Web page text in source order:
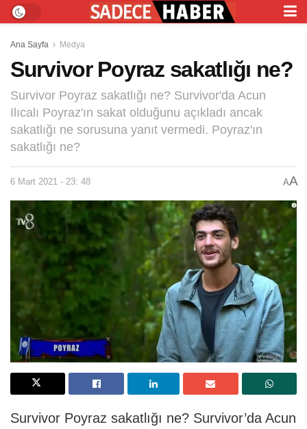
Ana Sayfa Medya
Survivor Poyraz sakatlığı ne?
Survivor Poyraz sakatlığı ne? Survivor'da Acun
Ilıcalı Poyraz'ın sakat olduğunu açıkladı ancak
sakatlığı ne sorusuna yanıt vermedi. Poyraz'ın
sakatlığı ne?
6 Mart 2021 - 23: 48 AA
Survivor Poyraz sakatlığı ne? Survivor’da Acun